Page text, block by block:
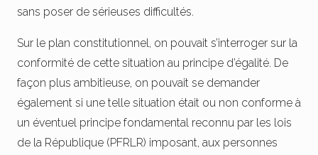
sans poser de sérieuses difficultés.
Sur le plan constitutionnel, on pouvait s’interroger sur la
conformité de cette situation au principe d’égalité. De
façon plus ambitieuse, on pouvait se demander
également si une telle situation était ou non conforme à
un éventuel principe fondamental reconnu par les lois
de la République (PFRLR) imposant, aux personnes